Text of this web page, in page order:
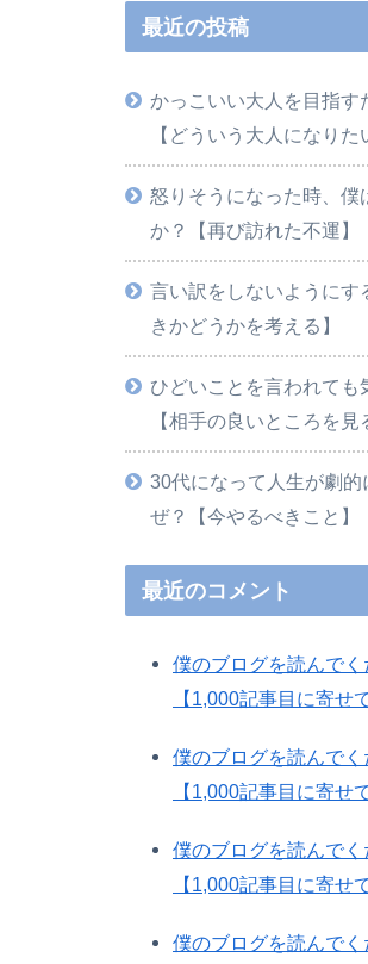
最近の投稿
かっこいい大人を目指す
【どういう大人になりた
怒りそうになった時、僕
か？【再び訪れた不運】
言い訳をしないようにす
きかどうかを考える】
ひどいことを言われても
【相手の良いところを見
30代になって人生が劇
ぜ？【今やるべきこと】
最近のコメント
僕のブログを読んで
【1,000記事目に寄せて
僕のブログを読んで
【1,000記事目に寄せて
僕のブログを読んで
【1,000記事目に寄せて
僕のブログを読んで